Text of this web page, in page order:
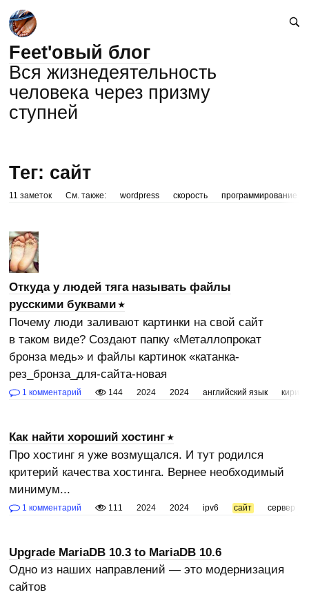
Feet'овый блог
Вся жизнедеятельность
человека через призму
ступней
Тег: сайт
11 заметок См. также: wordpress скорость программирование
Откуда у людей тяга называть файлы
русскими буквами
Почему люди заливают картинки на свой сайт
в таком виде? Создают папку «Металлопрокат
бронза медь» и файлы картинок «катанка-
рез_бронза_для-сайта-новая
1 комментарий 144 2024 2024 английский язык
Как найти хороший хостинг
Про хостинг я уже возмущался. И тут родился
критерий качества хостинга. Вернее необходимый
минимум...
1 комментарий 111 2024 2024 ipv6 сайт сервер
Upgrade MariaDB 10.3 to MariaDB 10.6
Одно из наших направлений — это модернизация
сайтов